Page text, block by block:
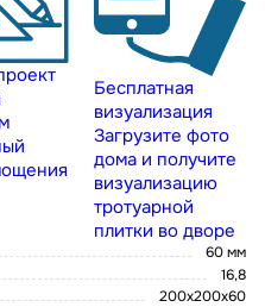
Бесплатная
визуализация
Загрузите фото
дома и получите
визуализацию
тротуарной
плитки во дворе
60 мм
16,8
200х200х60